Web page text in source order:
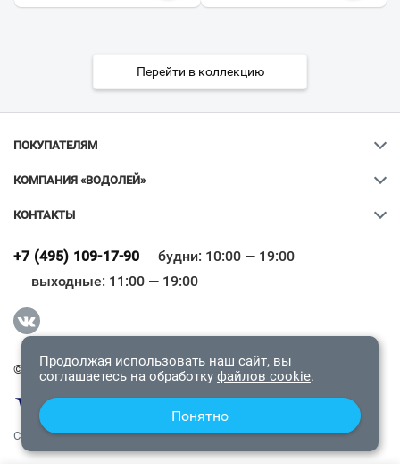
Перейти в коллекцию
ПОКУПАТЕЛЯМ
КОМПАНИЯ «ВОДОЛЕЙ»
КОНТАКТЫ
+7 (495) 109-17-90
будни: 10:00 — 19:00
выходные: 11:00 — 19:00
© 2009-2026 «Водолей Онлайн». Все права защищены.
СОГЛАШЕНИЕ О КОНФИДЕНЦИАЛЬНОСТИ
Всё верно
Продолжая использовать наш сайт, вы
соглашаетесь на обработку файлов cookie.
Понятно